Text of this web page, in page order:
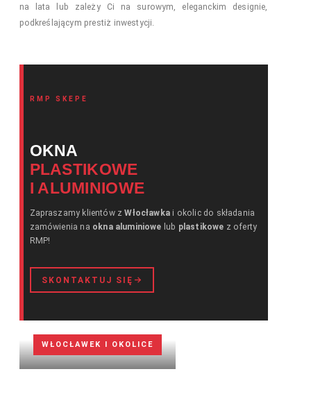
na lata lub zależy Ci na surowym, eleganckim designie,
podkreślającym prestiż inwestycji.
RMP SKEPE
OKNA
PLASTIKOWE
I ALUMINIOWE
Zapraszamy klientów zWłocławkai okolic do składania
zamówienia na okna aluminiowe lub plastikowe z oferty
RMP!
SKONTAKTUJ SIĘ
WŁOCŁAWEK I OKOLICE